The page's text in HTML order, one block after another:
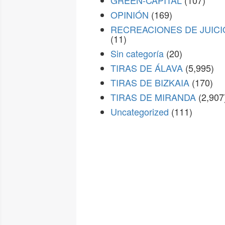
OPINIÓN (169)
RECREACIONES DE
(11)
Sin categoría (20)
TIRAS DE ÁLAVA (5,995)
TIRAS DE BIZKAIA (170)
TIRAS DE MIRANDA
Uncategorized (111)